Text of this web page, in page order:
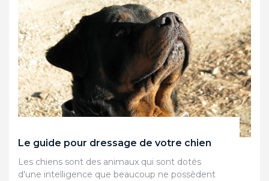
Le guide pour dressage de votre chien
Les chiens sont des animaux qui sont dotés
d'une intelligence que beaucoup ne possèdent